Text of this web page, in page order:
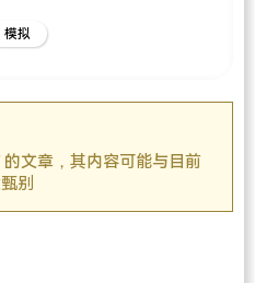
模拟
文章，其内容可能与目前
别